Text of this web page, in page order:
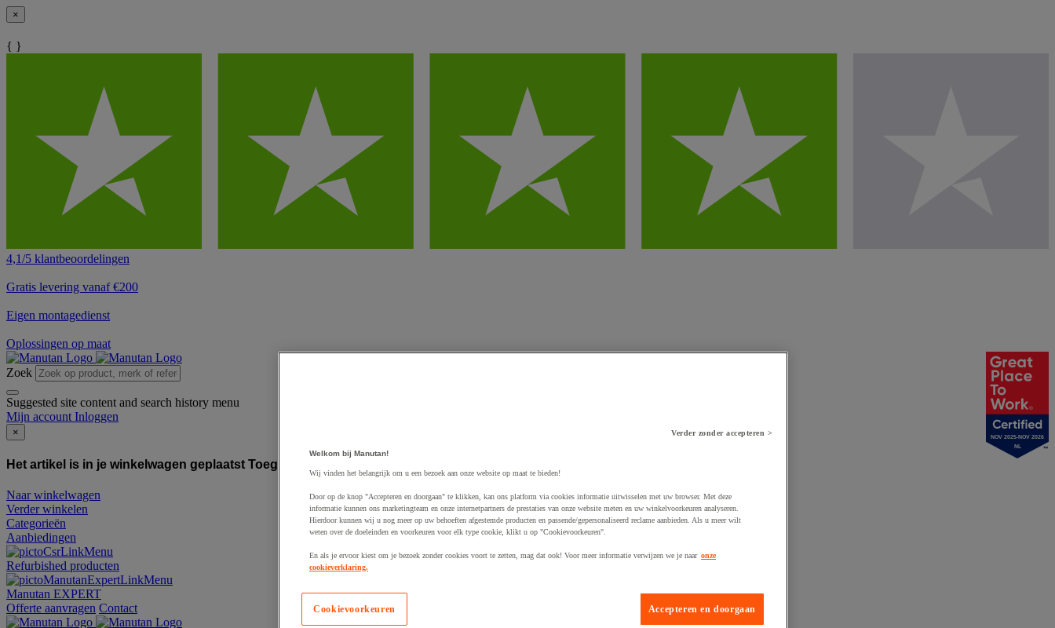
×
{ }
4,1/5 klantbeoordelingen
Gratis levering vanaf €200
Eigen montagedienst
Oplossingen op maat
Zoek
Suggested site content and search history menu
Mijn account Inloggen
×
Het artikel is in je winkelwagen geplaatst Toegevoegd aan winkelwagen
Naar winkelwagen
Verder winkelen
Categorieën
Aanbiedingen
Refurbished producten
Manutan EXPERT
Offerte aanvragen Contact
NOV 2025-NOV 2026
NL
Verder zonder accepteren >
Welkom bij Manutan!
Wij vinden het belangrijk om u een bezoek aan onze website op maat te bieden!
Door op de knop "Accepteren en doorgaan" te klikken, kan ons platform via cookies informatie uitwisselen met uw browser. Met deze
informatie kunnen ons marketingteam en onze internetpartners de prestaties van onze website meten en uw winkelvoorkeuren analyseren.
Hierdoor kunnen wij u nog meer op uw behoeften afgestemde producten en passende/gepersonaliseerd reclame aanbieden. Als u meer wilt
weten over de doeleinden en voorkeuren voor elk type cookie, klikt u op "Cookievoorkeuren".
En als je ervoor kiest om je bezoek zonder cookies voort te zetten, mag dat ook! Voor meer informatie verwijzen we je naar onze
cookieverklaring.
Accepteren en doorgaan
Cookievoorkeuren